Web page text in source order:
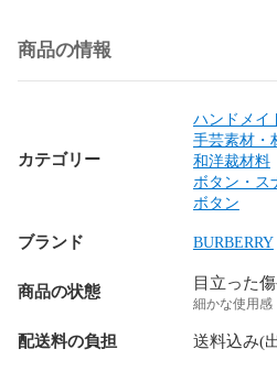
商品の情報
カテゴリー
ハンドメイ
手芸素材・
和洋裁材料
ボタン・ス
ボタン
ブランド BURBERRY
商品の状態 目立った
細かな使用感
配送料の負担 送料込み(